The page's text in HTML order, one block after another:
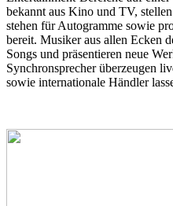
bekannt aus Kino und TV,
stehen für Autogramme sowie
bereit. Musiker aus allen Ecken
Songs und präsentieren neue
Synchronsprecher überzeugen
sowie internationale Händler